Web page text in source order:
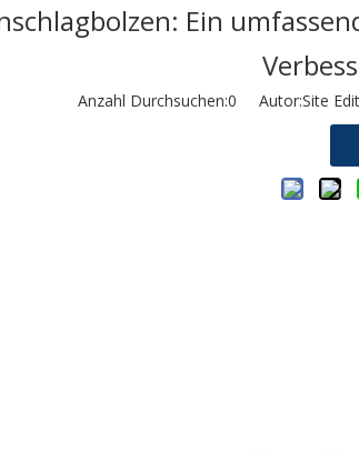
Ein
Anzahl Durchsuchen:0 Autor:Site